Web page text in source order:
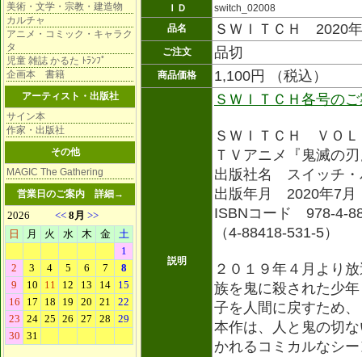
美術・文学・宗教・建造物
カルチャ
アニメ・コミック・キャラク
タ
児童 雑誌 かるた ﾄﾗﾝﾌﾟ
企画本 書籍
アーティスト・出版社
サイン本
作家・出版社
その他
MAGIC The Gathering
営業日のご案内 詳細→
ＩＤ
switch_02008
品名
ＳＷＩＴＣＨ 2020
ご注文 品切
商品価格 1,100円 （税込）
説明
ＳＷＩＴＣＨ各号の
ＳＷＩＴＣＨ ＶＯＬ
ＴＶアニメ『鬼滅の
出版社名 スイッチ・
出版年月 2020年7月
ISBNコード 978-4-
（4-88418-531-5）
２０１９年４月より
族を鬼に殺された少
子を人間に戻すため
本作は、人と鬼の切
かれるコミカルなシ